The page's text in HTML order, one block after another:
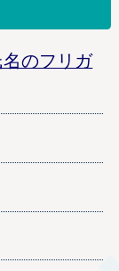
のフリガ